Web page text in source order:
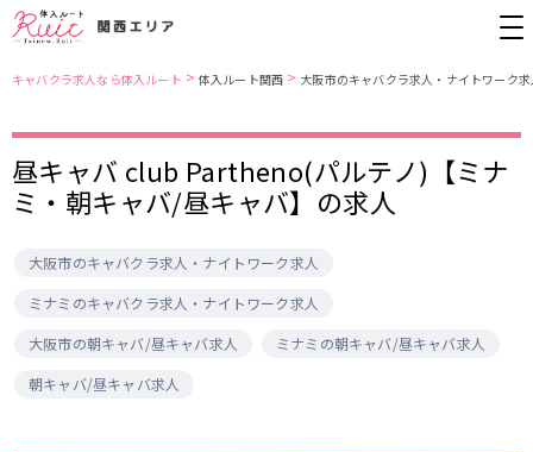
キャバクラ求人なら体入ルート > 体入ルート関西 > 大阪市のキャバクラ求人・ナイトワーク
昼キャバ club Partheno(パルテノ)【ミナ
ミ・朝キャバ/昼キャバ】の求人
大阪市のキャバクラ求人・ナイトワーク求人
ミナミのキャバクラ求人・ナイトワーク求人
大阪市の朝キャバ/昼キャバ求人
ミナミの朝キャバ/昼キャバ求人
朝キャバ/昼キャバ求人
大阪市
北新地
ミナミ
堺東・岸和田
天満
十三
大阪市
布施・八尾
香里園・守口
江坂・石橋
JR東西線
北新地駅
京橋駅
JR東海道本線(京都線)(京都～大阪)
大阪駅
高槻駅